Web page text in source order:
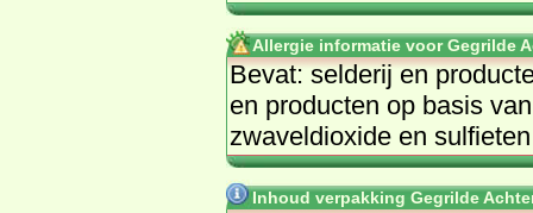
Allergie informatie voor Gegrilde
Bevat: selderij en
en producten op basis
zwaveldioxide en
Inhoud verpakking Gegrilde